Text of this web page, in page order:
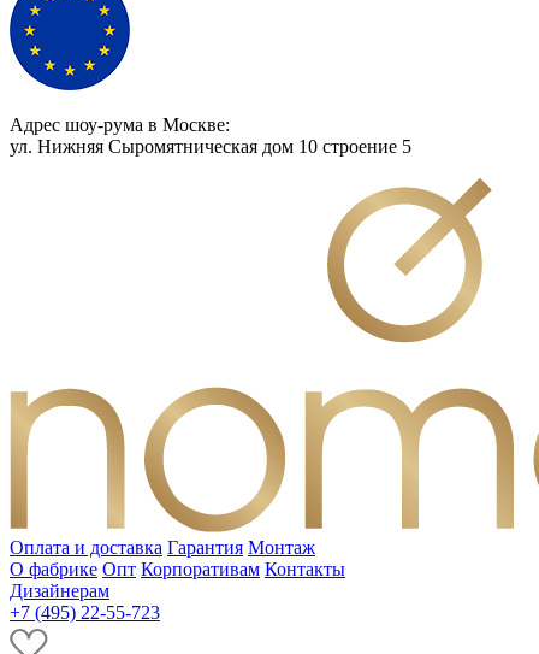
Адрес шоу-рума в Москве:
ул. Нижняя Сыромятническая дом 10 cтроение 5
Оплата и доставка Гарантия Монтаж
О фабрике Опт Корпоративам Контакты
Дизайнерам
+7 (495) 22-55-723